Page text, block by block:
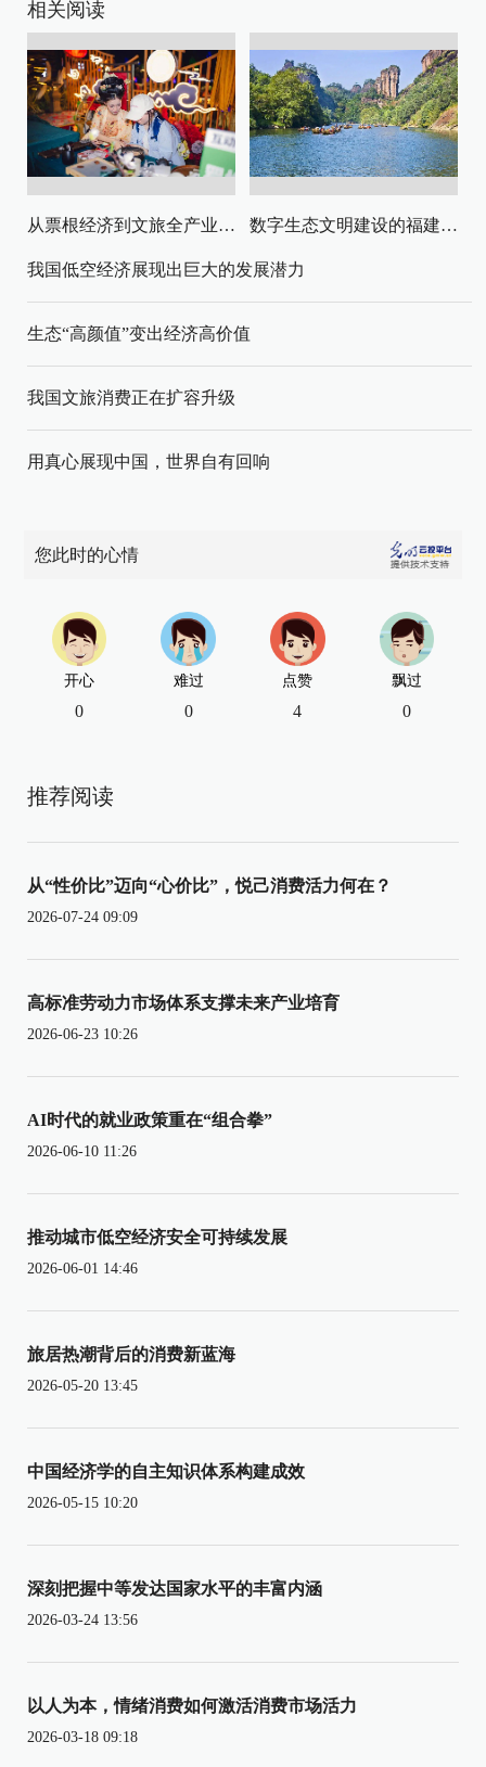
相关阅读
从票根经济到文旅全产业链升级 数字生态文明建设的福建路径与启示
我国低空经济展现出巨大的发展潜力
生态“高颜值”变出经济高价值
我国文旅消费正在扩容升级
用真心展现中国，世界自有回响
您此时的心情
开心
0
难过
0
点赞
4
飘过
0
推荐阅读
从“性价比”迈向“心价比”，悦己消费活力何在？
2026-07-24 09:09
高标准劳动力市场体系支撑未来产业培育
2026-06-23 10:26
AI时代的就业政策重在“组合拳”
2026-06-10 11:26
推动城市低空经济安全可持续发展
2026-06-01 14:46
旅居热潮背后的消费新蓝海
2026-05-20 13:45
中国经济学的自主知识体系构建成效
2026-05-15 10:20
深刻把握中等发达国家水平的丰富内涵
2026-03-24 13:56
以人为本，情绪消费如何激活消费市场活力
2026-03-18 09:18